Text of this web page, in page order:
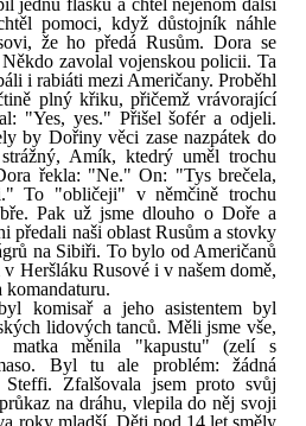
jednu flašku a chtěl nejenom další
pomoci, když důstojník náhle
že ho předá Rusům. Dora se
zavolal vojenskou policii. Ta
i rabiáti mezi Američany. Proběhl
plný křiku, přičemž vrávorající
"Yes, yes." Přišel šofér a odjeli.
by Dořiny věci zase nazpátek do
Amík, ktedrý uměl trochu
řekla: "Ne." On: "Tys brečela,
To "obličeji" v němčině trochu
Pak už jsme dlouho o Doře a
předali naši oblast Rusům a stovky
na Sibiři. To bylo od Američanů
Heršláku Rusové i v našem domě,
komandaturu.
komisař a jeho asistentem byl
lidových tanců. Měli jsme vše,
matka měnila "kapustu" (zelí s
Byl tu ale problém: žádná
Steffi. Zfalšovala jsem proto svůj
na dráhu, vlepila do něj svoji
roky mladší. Děti pod 14 let směly